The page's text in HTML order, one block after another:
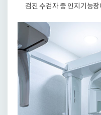
검진 수검자 중 인지기능